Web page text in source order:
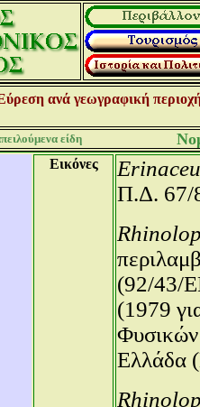
ανά γεωγραφική
είδη
Εικόνες
Π.Δ. 67/
(92/43/
(1979
Φυσικών
Ελλάδα